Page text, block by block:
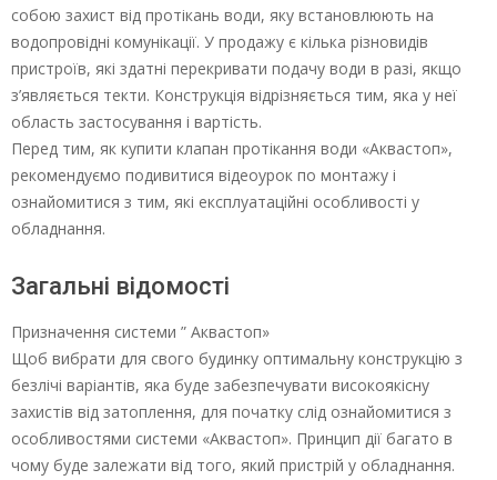
собою захист від протікань води, яку встановлюють на
водопровідні комунікації. У продажу є кілька різновидів
пристроїв, які здатні перекривати подачу води в разі, якщо
з’являється текти. Конструкція відрізняється тим, яка у неї
область застосування і вартість.
Перед тим, як купити клапан протікання води «Аквастоп»,
рекомендуємо подивитися відеоурок по монтажу і
ознайомитися з тим, які експлуатаційні особливості у
обладнання.
Загальні відомості
Призначення системи ” Аквастоп»
Щоб вибрати для свого будинку оптимальну конструкцію з
безлічі варіантів, яка буде забезпечувати високоякісну
захистів від затоплення, для початку слід ознайомитися з
особливостями системи «Аквастоп». Принцип дії багато в
чому буде залежати від того, який пристрій у обладнання.